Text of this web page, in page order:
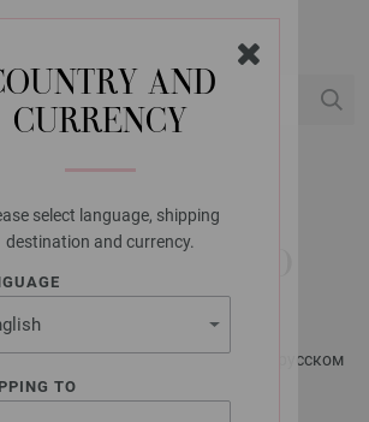
AND
CURRENCY
select language, shipping
destination and currency.
TO
LANA GROSSA
CAMPO
на немецком, инструкции на русском
языке | Модель 29